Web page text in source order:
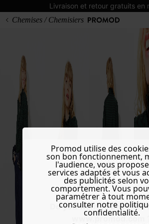
Livraison et retour gratuits en
Do you want to be
www.promod.com ?
Chemises / Chemisiers
Promod utilise des
son bon fonctionnement,
l'audience, vous
services adaptés et vous
des publicités selon
comportement. Vous
paramétrer à tout
consulter notre
confidentialité.